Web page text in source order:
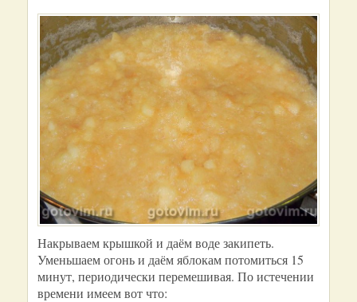
Накрываем крышкой и даём воде закипеть.
Уменьшаем огонь и даём яблокам потомиться 15
минут, периодически перемешивая. По истечении
времени имеем вот что: